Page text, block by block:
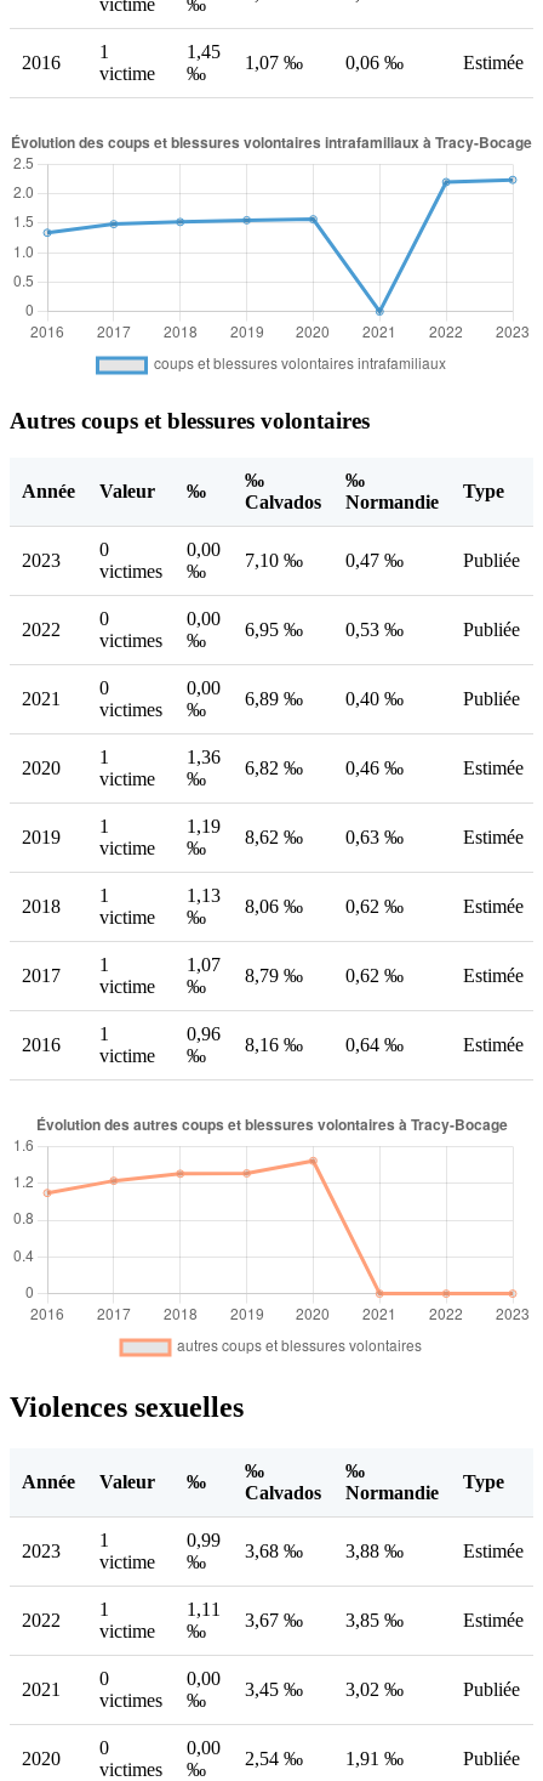
victime ‰
2016
1
victime
1,45
‰
1,07 ‰ 0,06 ‰ Estimée
Autres coups et blessures volontaires
Année Valeur ‰
‰
Calvados
‰
Normandie
Type
2023
0
victimes
0,00
‰
7,10 ‰ 0,47 ‰ Publiée
2022
0
victimes
0,00
‰
6,95 ‰ 0,53 ‰ Publiée
2021
0
victimes
0,00
‰
6,89 ‰ 0,40 ‰ Publiée
2020
1
victime
1,36
‰
6,82 ‰ 0,46 ‰ Estimée
2019
1
victime
1,19
‰
8,62 ‰ 0,63 ‰ Estimée
2018
1
victime
1,13
‰
8,06 ‰ 0,62 ‰ Estimée
2017
1
victime
1,07
‰
8,79 ‰ 0,62 ‰ Estimée
2016
1
victime
0,96
‰
8,16 ‰ 0,64 ‰ Estimée
Violences sexuelles
Année Valeur ‰
‰
Calvados
‰
Normandie
Type
2023
1
victime
0,99
‰
3,68 ‰ 3,88 ‰ Estimée
2022
1
victime
1,11
‰
3,67 ‰ 3,85 ‰ Estimée
2021
0
victimes
0,00
‰
3,45 ‰ 3,02 ‰ Publiée
2020
0
victimes
0,00
‰
2,54 ‰ 1,91 ‰ Publiée